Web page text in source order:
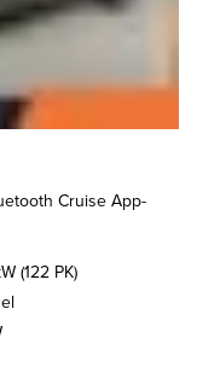
Cruise App-
(122 PK)